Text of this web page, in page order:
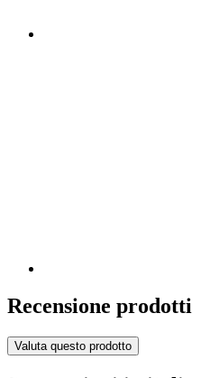
Recensione prodotti
Valuta questo prodotto